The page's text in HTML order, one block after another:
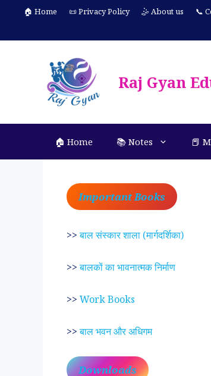
content
🏠 Home 📜 Privacy Policy 🤹 About us 📞
Raj Gyan
🏠 Home 📚 Notes 📕
Important Books
>>बाल संस्कार शाला (मार्गदर्शिका)
>>बालकों का भावनात्मक निर्माण
>> Work Books
>>बाल भवन और अधिगम
Downloads